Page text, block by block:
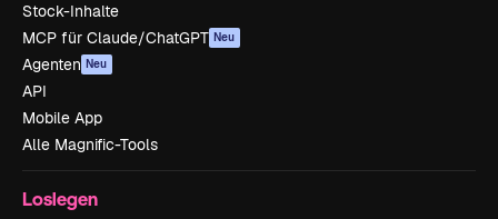
Stock-Inhalte
MCP für Claude/ChatGPT Neu
Agenten Neu
API
Mobile App
Alle Magnific-Tools
Loslegen